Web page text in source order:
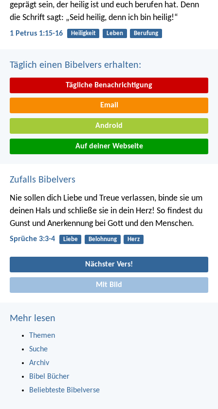
geprägt sein, der heilig ist und euch berufen hat. Denn
die Schrift sagt: „Seid heilig, denn ich bin heilig!“
1 Petrus 1:15-16 Heiligkeit Leben Berufung
Täglich einen Bibelvers erhalten:
Tägliche Benachrichtigung
Email
Android
Auf deiner Webseite
Zufalls Bibelvers
Nie sollen dich Liebe und Treue verlassen, binde sie um
deinen Hals und schließe sie in dein Herz! So findest du
Gunst und Anerkennungbei Gott und den Menschen.
Sprüche 3:3-4 Liebe Belohnung Herz
Nächster Vers!
Mit Bild
Mehr lesen
Themen
Suche
Archiv
Bibel Bücher
Beliebteste Bibelverse